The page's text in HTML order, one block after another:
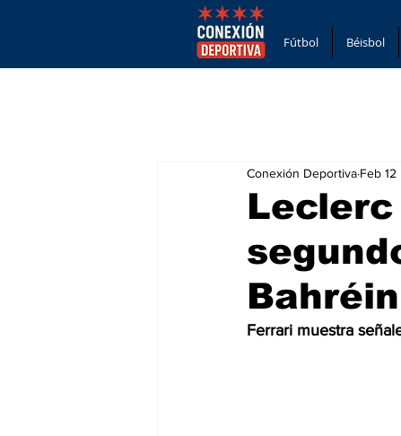
Fútbol Béisbol
Bahréin
Conexión Deportiva Feb 12
Ferrari muestra